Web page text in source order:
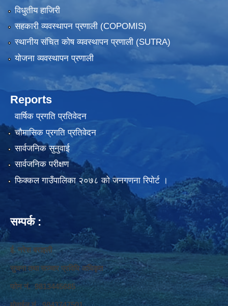
विधुतीय हाजिरी
सहकारी व्यवस्थापन प्रणाली (COPOMIS)
स्थानीय संचित कोष व्यवस्थापन प्रणाली (SUTRA)
योजना व्यवस्थापन प्रणाली
Reports
वार्षिक प्रगति प्रतिवेदन
चौमासिक प्रगति प्रतिवेदन
सार्वजनिक सुनुवाई
सार्वजनिक परीक्षण
फिक्कल गाउँपालिका २०७८ को जनगणना रिपोर्ट ।
सम्पर्क :
ई. नरेश बराइली
सुचना तथा सञ्‍चार प्रविधि अधिकृत
फोन नं. 9813445685